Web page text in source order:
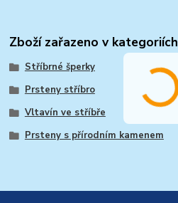
Zboží zařazeno v kategoriích
Stříbrné šperky
Prsteny stříbro
Vltavín ve stříbře
Prsteny s přírodním kamenem